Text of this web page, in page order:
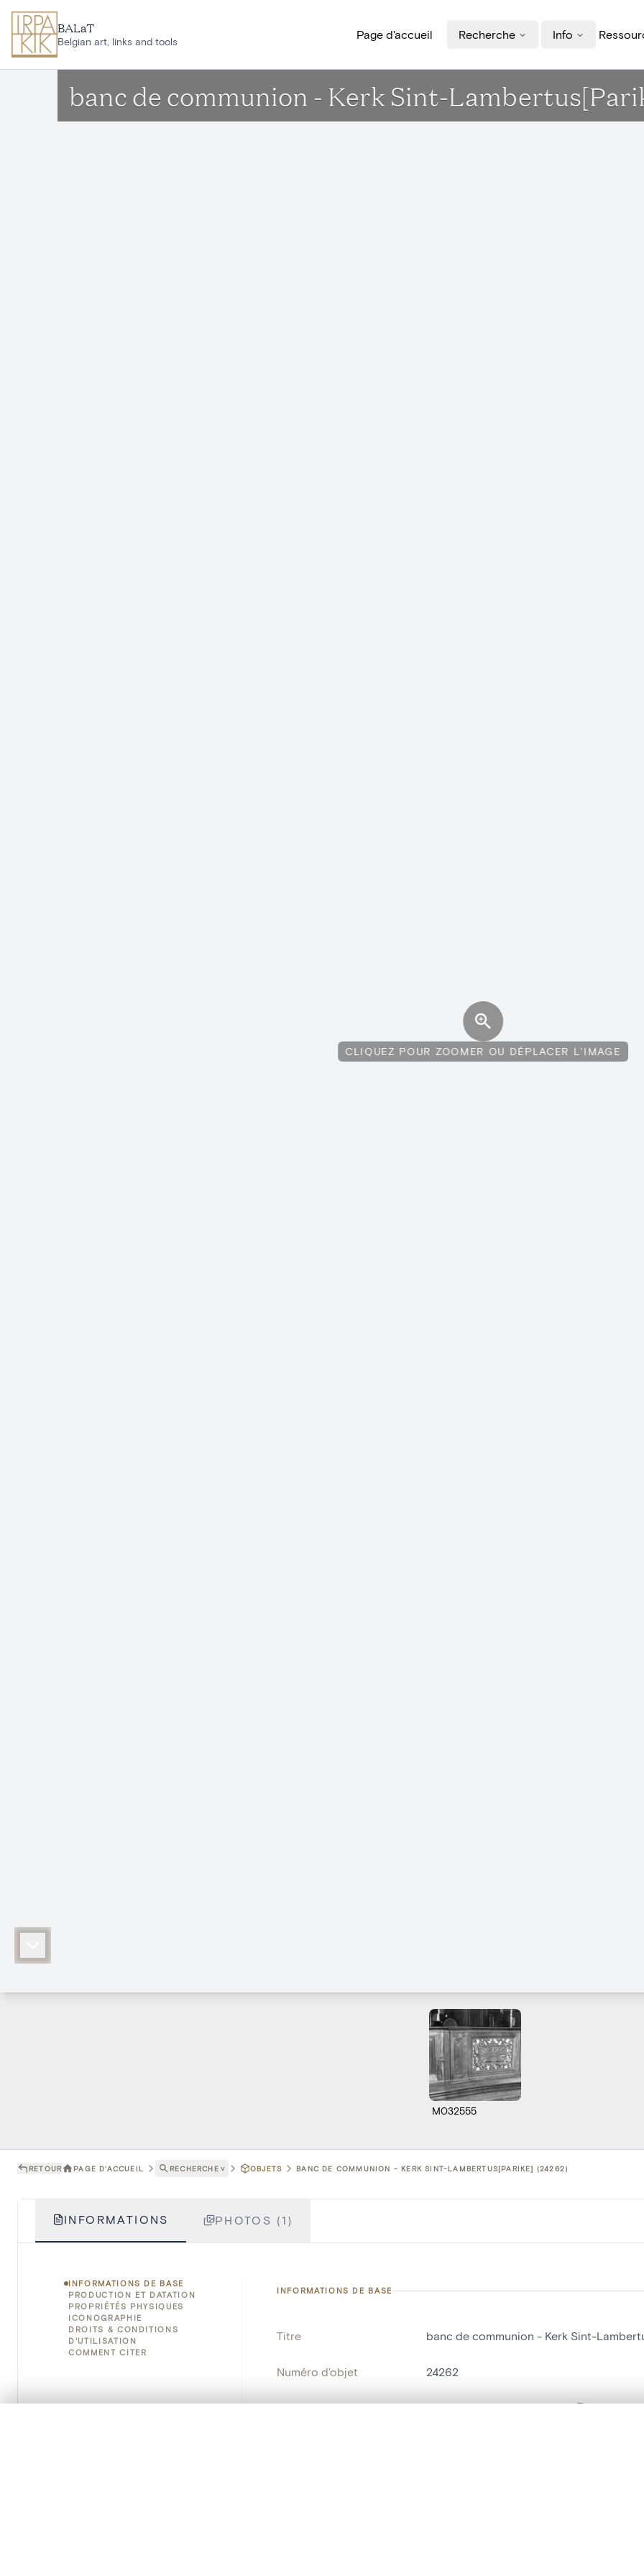
BALaT
Belgian art, links and tools
Page d'accueil Recherche Info
banc de communion - Kerk Sint-
CLIQUEZ POUR ZOOMER OU DÉPLACER L'IMAGE
M032555
RETOUR PAGE D'ACCUEIL RECHERCHE ˅ OBJETS BANC DE COMMUNION - KERK SINT-LAMBERTUS[PARIKE] (24262)
INFORMATIONS PHOTOS (1)
INFORMATIONS DE BASE
PRODUCTION ET DATATION
PROPRIÉTÉS PHYSIQUES
ICONOGRAPHIE
DROITS & CONDITIONS
D'UTILISATION
COMMENT CITER
INFORMATIONS DE BASE
Titre banc de communion - Kerk Sint-
Numéro d'objet 24262
Institution Kerk Sint-Lambertus[Parike]